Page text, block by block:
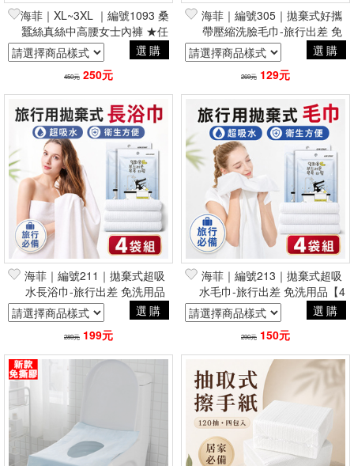
海菲｜XL~3XL ｜編號1093 桑
蠶絲真絲中高腰女士內褲 ★任
選三件699★
選購
450元 250元
海菲｜編號305｜拋棄式好攜
帶壓縮洗臉毛巾-旅行出差 免
洗用品
選購
269元 129元
海菲｜編號211｜拋棄式超吸
水長浴巾-旅行出差 免洗用品
【4袋組】
選購
289元 199元
海菲｜編號213｜拋棄式超吸
水毛巾-旅行出差 免洗用品【4
袋組】
選購
290元 150元